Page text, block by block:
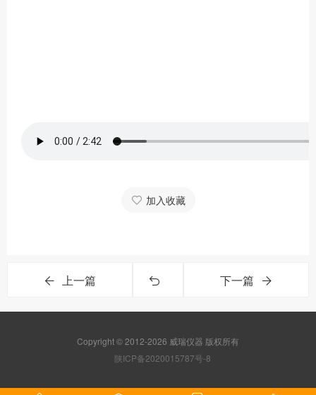
加入收藏
上一篇 下一篇
Copyright © 2012-2026 威瑞仪器 版权所有
陕ICP备2020015787号-8